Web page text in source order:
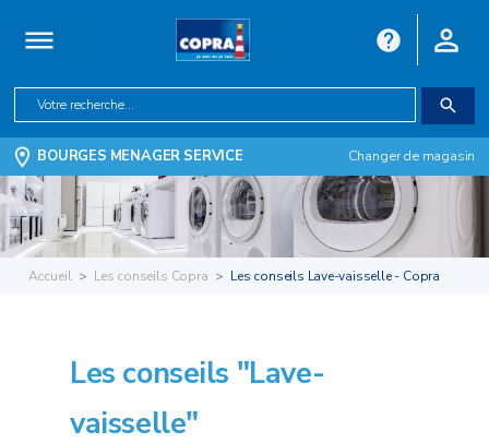
BOURGES MENAGER SERVICE Changer de magasin
Accueil Les conseils Copra Les conseils Lave-vaisselle - Copra
Les conseils "Lave-
vaisselle"